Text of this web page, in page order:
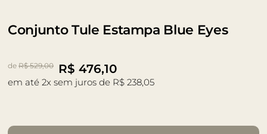
Conjunto Tule Estampa Blue Eyes
de R$ 529,00 R$ 476,10
em até 2x sem juros de R$ 238,05